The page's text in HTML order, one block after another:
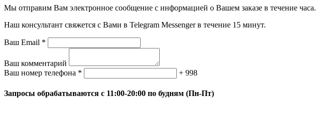
Мы отправим Вам электронное сообщение с информацией о Вашем заказе в течение часа.
Наш консультант свяжется с Вами в Telegram Messenger в течение 15 минут.
Ваш Email *
Ваш комментарий
Ваш номер телефона *
+ 998
Запросы обрабатываются с 11:00-20:00 по будням (Пн-Пт)